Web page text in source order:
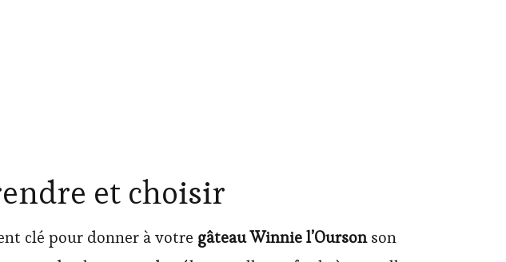
et choisir
clé pour donner à votre gâteau Winnie l’Oursonson